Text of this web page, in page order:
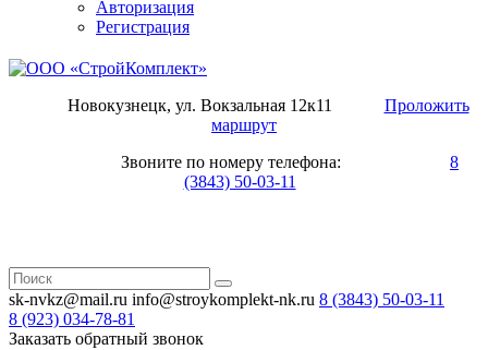
Авторизация
Регистрация
Новокузнецк, ул. Вокзальная 12к11 Проложить
маршрут
Звоните по номеру телефона: 8
(3843) 50-03-11
sk-nvkz@mail.ru info@stroykomplekt-nk.ru 8 (3843) 50-03-11
8 (923) 034-78-81
Заказать обратный звонок